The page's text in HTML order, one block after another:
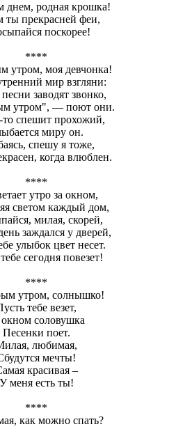
днем, родная крошка!
ты прекрасней феи,
поскорее!
****
утром, моя девчонка!
мир взгляни:
заводят звонко,
утром", — поют они.
то спешит прохожий,
миру он.
спешу я тоже,
когда влюблен.
****
утро за окном,
светом каждый дом,
милая, скорей,
заждался у дверей,
улыбок цвет несет.
сегодня повезет!
****
утром, солнышко!
тебе везет,
окном соловушка
Песенки поет.
любимая,
мечты!
красивая –
У меня есть ты!
****
как можно спать?